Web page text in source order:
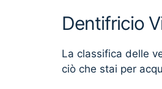
Dentifricio
La classifica delle
ciò che stai per